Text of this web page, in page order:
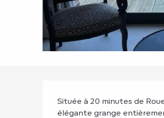
Située à 20 minutes de
élégante grange